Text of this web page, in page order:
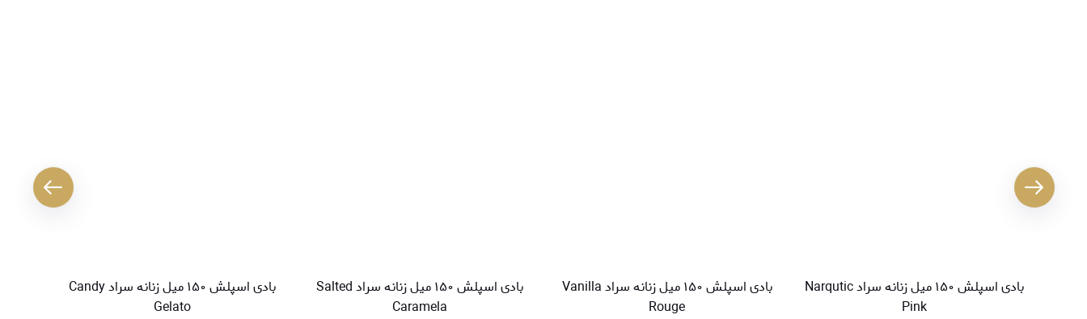
بادی اسپلش ۱۵۰ میل زنانه سراد Narqutic
Pink
بادی اسپلش ۱۵۰ میل زنانه سراد Vanilla
Rouge
بادی اسپلش ۱۵۰ میل زنانه سراد Salted
Caramela
بادی اسپلش ۱۵۰ میل زنانه سراد Candy
Gelato